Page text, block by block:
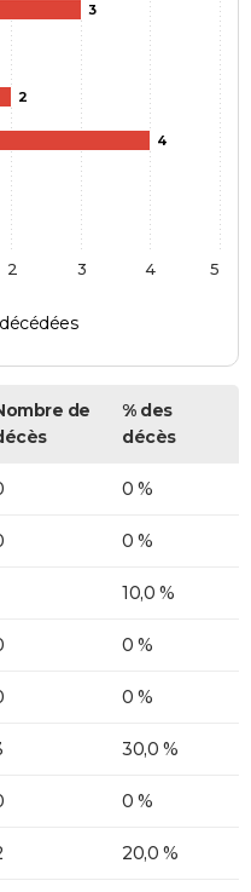
3
2
4
2 3 4 5
de
% des
décès
0 %
0 %
10,0 %
0 %
0 %
30,0 %
0 %
20,0 %